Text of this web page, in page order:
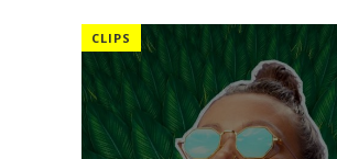
CLIPS